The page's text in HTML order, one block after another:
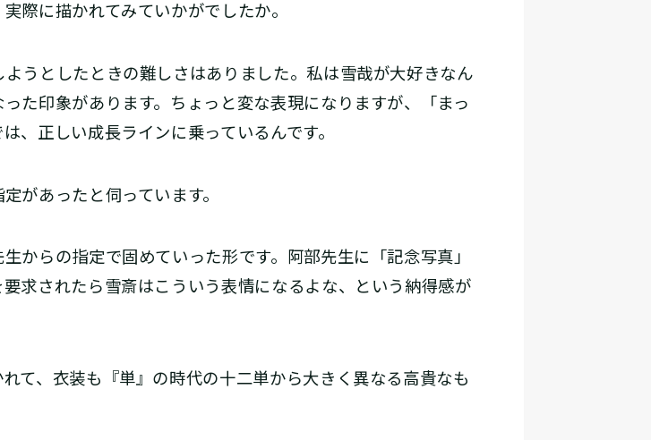
際に描かれてみていかがでしたか。
うとしたときの難しさはありました。私は雪哉が大好きなん
た印象があります。ちょっと変な表現になりますが、「まっ
、正しい成長ラインに乗っているんです。
があったと伺っています。
からの指定で固めていった形です。阿部先生に「記念写真」
求されたら雪斎はこういう表情になるよな、という納得感が
、衣装も『単』の時代の十二単から大きく異なる高貴なも